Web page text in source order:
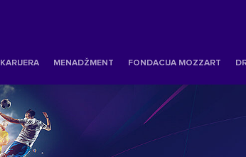
KARIJERA MENADŽMENT FONDACIJA MOZZART